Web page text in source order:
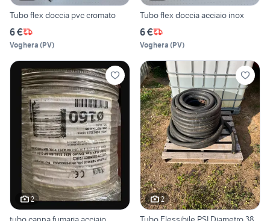
Tubo flex doccia pvc cromato
6 €
Voghera (PV)
Tubo flex doccia acciaio inox
6 €
Voghera (PV)
2 2